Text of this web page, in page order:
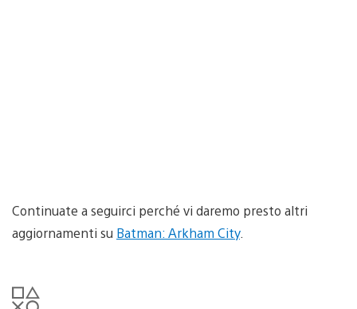
Continuate a seguirci perché vi daremo presto altri
aggiornamenti su Batman: Arkham City.